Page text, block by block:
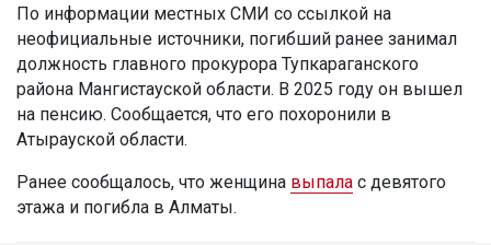
По информации местных СМИ со ссылкой на
неофициальные источники, погибший ранее занимал
должность главного прокурора Тупкараганского
района Мангистауской области. В 2025 году он вышел
на пенсию. Сообщается, что его похоронили в
Атырауской области.
Ранее сообщалось, что женщина выпала с девятого
этажа и погибла в Алматы.